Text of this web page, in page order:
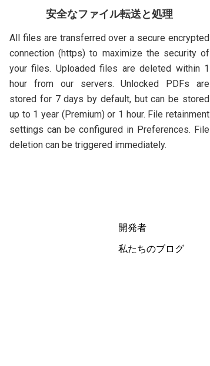
安全なファイル転送と処理
All files are transferred over a secure encrypted
connection (https) to maximize the security of
your files. Uploaded files are deleted within 1
hour from our servers. Unlocked PDFs are
stored for 7 days by default, but can be stored
up to 1 year (Premium) or 1 hour. File retainment
settings can be configured in Preferences. File
deletion can be triggered immediately.
開発者
私たちのブログ